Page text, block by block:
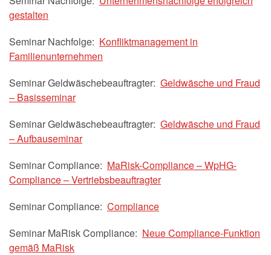
gestalten
Seminar Nachfolge: Konfliktmanagement in
Familienunternehmen
Seminar Geldwäschebeauftragter: Geldwäsche und Fraud
– Basisseminar
Seminar Geldwäschebeauftragter: Geldwäsche und Fraud
– Aufbauseminar
Seminar Compliance: MaRisk-Compliance – WpHG-
Compliance – Vertriebsbeauftragter
Seminar Compliance: Compliance
Seminar MaRisk Compliance: Neue Compliance-Funktion
gemäß MaRisk